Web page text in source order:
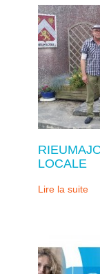
LOCALE
Lire la suite